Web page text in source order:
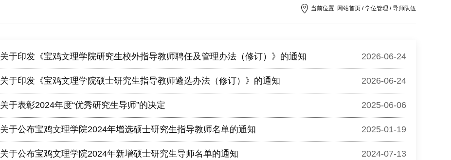
当前位置: 网站首页 / 学位管理 /导师队伍
关于印发《宝鸡文理学院研究生校外指导教师聘任及管理办法（修订）》的通知 2026-06-24
关于印发《宝鸡文理学院硕士研究生指导教师遴选办法（修订）》的通知 2026-06-24
关于表彰2024年度“优秀研究生导师”的决定 2025-06-06
关于公布宝鸡文理学院2024年增选硕士研究生指导教师名单的通知 2025-01-19
关于公布宝鸡文理学院2024年新增硕士研究生导师名单的通知 2024-07-13